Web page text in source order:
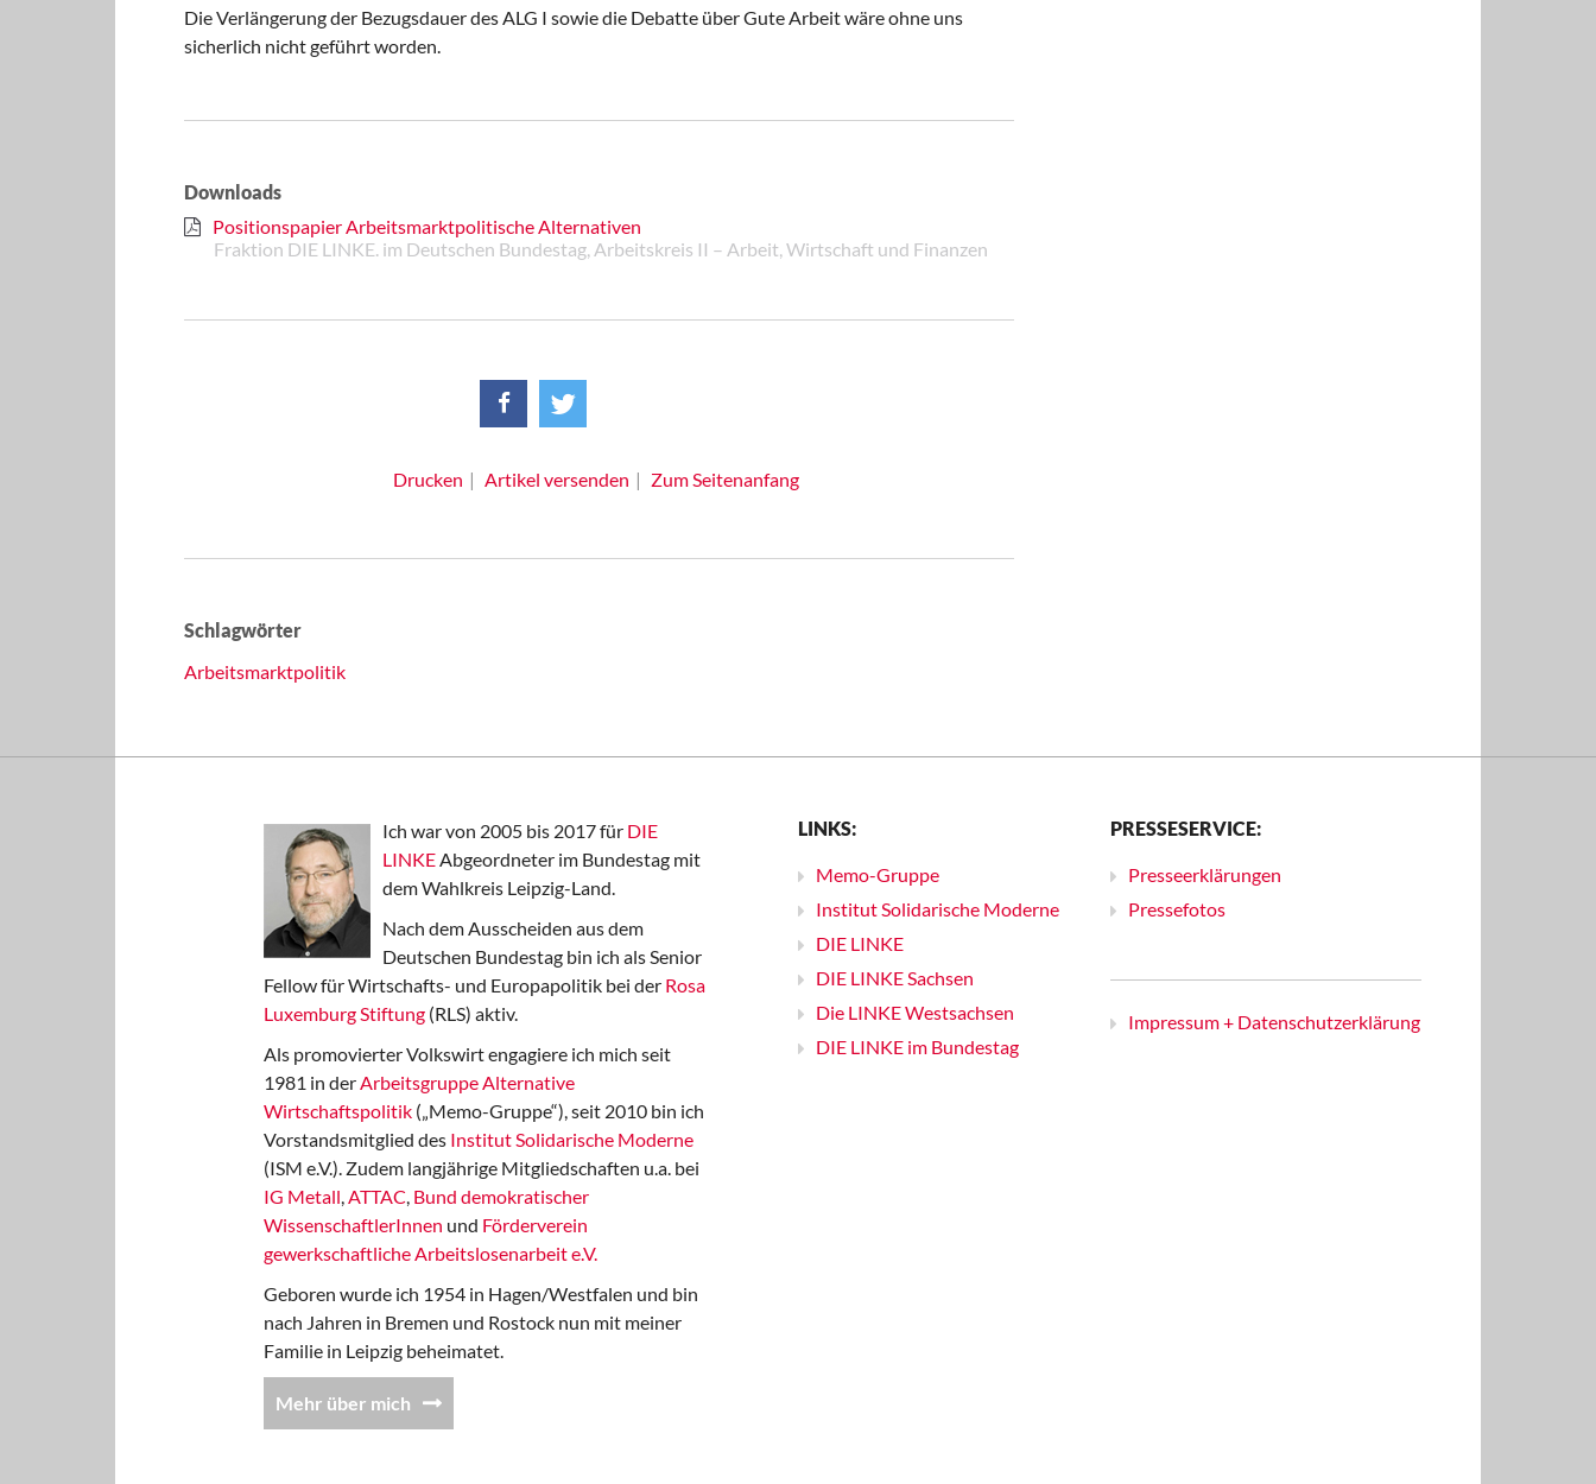
Die Verlängerung der Bezugsdauer des ALG I sowie die Debatte über Gute Arbeit wäre ohne uns
sicherlich nicht geführt worden.
Downloads
Positionspapier Arbeitsmarktpolitische Alternativen
Fraktion DIE LINKE. im Deutschen Bundestag, Arbeitskreis II – Arbeit, Wirtschaft und Finanzen
Drucken Artikel versenden Zum Seitenanfang
Schlagwörter
Arbeitsmarktpolitik
Ich war von 2005 bis 2017 für DIE
LINKEAbgeordneter im Bundestag mit
dem Wahlkreis Leipzig-Land.
Nach dem Ausscheiden aus dem
Deutschen Bundestag bin ich als Senior
Fellow für Wirtschafts- und Europapolitik bei der Rosa
Luxemburg Stiftung (RLS) aktiv.
Als promovierter Volkswirt engagiere ich mich seit
1981 in derArbeitsgruppe Alternative
Wirtschaftspolitik („Memo-Gruppe“), seit 2010 bin ich
Vorstandsmitglied des Institut Solidarische Moderne
(ISM e.V.). Zudem langjährige Mitgliedschaften u.a. bei
IG Metall,ATTAC, Bund demokratischer
WissenschaftlerInnen und Förderverein
gewerkschaftliche Arbeitslosenarbeit e.V.
Geboren wurde ich 1954 in Hagen/Westfalen und bin
nach Jahren in Bremen und Rostock nun mit meiner
Familie in Leipzig beheimatet.
Mehr über mich
LINKS:
Memo-Gruppe
Institut Solidarische Moderne
DIE LINKE
DIE LINKE Sachsen
Die LINKE Westsachsen
DIE LINKE im Bundestag
PRESSESERVICE:
Presseerklärungen
Pressefotos
Impressum + Datenschutzerklärung